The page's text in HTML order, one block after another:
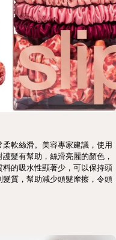
軟絲滑。美容專家建議，使用
髮有幫助，絲滑亮麗的顏色，
的吸水性顯著少，可以保持頭
質，幫助減少頭髮摩擦，令頭